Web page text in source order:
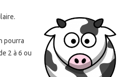
pourra
2 à 6 ou